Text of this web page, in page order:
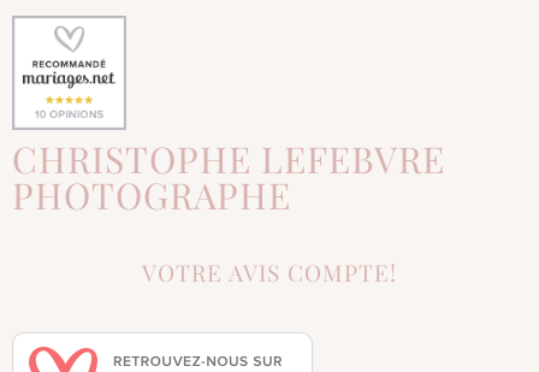
CHRISTOPHE LEFEBVRE
PHOTOGRAPHE
VOTRE AVIS COMPTE!